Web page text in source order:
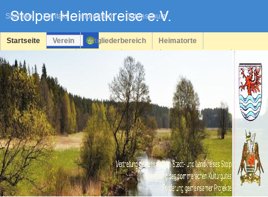
Sitemap Kontakt Impressum Datenschutz
überspringen
Startseite Verein Mitgliederbereich Heimatorte
Familienforschung Service
Login